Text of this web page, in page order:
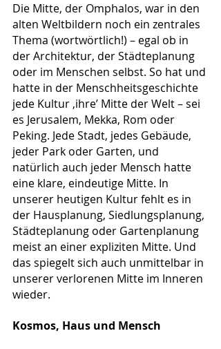
Die Mitte, der Omphalos, war in den
alten Weltbildern noch ein zentrales
Thema (wortwörtlich!) – egal ob in
der Architektur, der Städteplanung
oder im Menschen selbst. So hat und
hatte in der Menschheitsgeschichte
jede Kultur ‚ihre’ Mitte der Welt – sei
es Jerusalem, Mekka, Rom oder
Peking. Jede Stadt, jedes Gebäude,
jeder Park oder Garten, und
natürlich auch jeder Mensch hatte
eine klare, eindeutige Mitte. In
unserer heutigen Kultur fehlt es in
der Hausplanung, Siedlungsplanung,
Städteplanung oder Gartenplanung
meist an einer expliziten Mitte. Und
das spiegelt sich auch unmittelbar in
unserer verlorenen Mitte im Inneren
wieder.
Kosmos, Haus und Mensch